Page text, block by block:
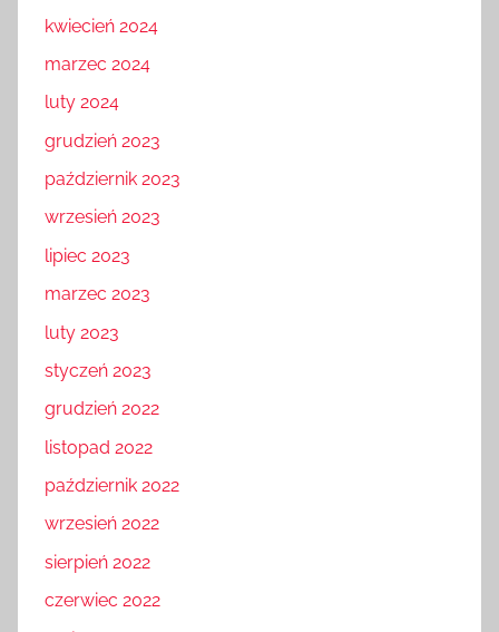
kwiecień 2024
marzec 2024
luty 2024
grudzień 2023
październik 2023
wrzesień 2023
lipiec 2023
marzec 2023
luty 2023
styczeń 2023
grudzień 2022
listopad 2022
październik 2022
wrzesień 2022
sierpień 2022
czerwiec 2022